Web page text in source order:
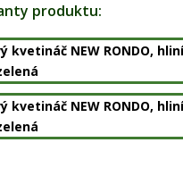
produktu:
kvetináč NEW RONDO,
kvetináč NEW RONDO,